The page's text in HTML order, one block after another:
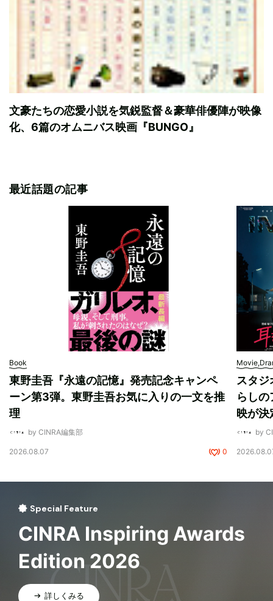
文豪たちの恋愛小説を気鋭監督＆豪華俳優陣が映像
化、6篇のオムニバス映画『BUNGO』
最近話題の記事
Book
東野圭吾『永遠の記憶』発売記念キャンペ
ーン第3弾。東野圭吾お気に入りの一文を推
理
by CINRA編集部
2026.08.07 0
スタ
らし
映が決
by
Special Feature
CINRA Inspiring Awards
Edition 2026
詳しくみる